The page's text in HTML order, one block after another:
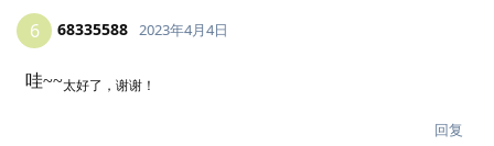
6 68335588 2023年4月4日
哇~~太好了，谢谢！
回复